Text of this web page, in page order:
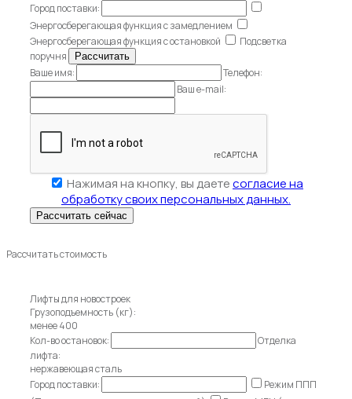
Город поставки:
Энергосберегающая функция с замедлением
Энергосберегающая функция с остановкой
Подсветка
поручня
Ваше имя:
Телефон:
Ваш e-mail:
Нажимая на кнопку, вы даетесогласие на
обработку своих персональных данных.
Рассчитать стоимость
Лифты для новостроек
Грузоподъемность (кг):
менее 400
Кол-во остановок:
Отделка
лифта:
нержавеющая сталь
Город поставки:
Режим ППП